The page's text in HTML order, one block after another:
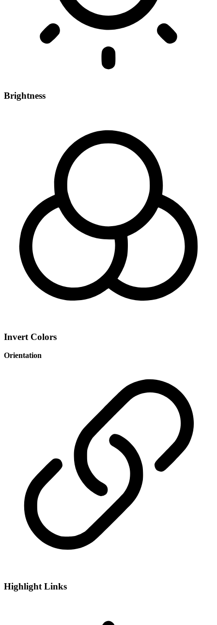
Brightness
Invert Colors
Orientation
Highlight Links